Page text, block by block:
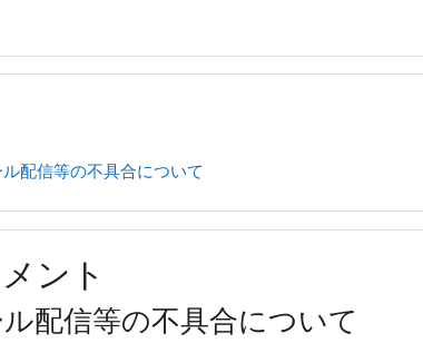
配信等の不具合について
ント
配信等の不具合について